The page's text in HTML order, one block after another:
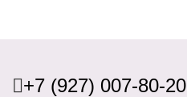
+7 (927) 007-80-20